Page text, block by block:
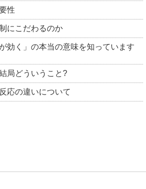
性
にこだわるのか
効く」の本当の意味を知っています
局どういうこと?
応の違いについて